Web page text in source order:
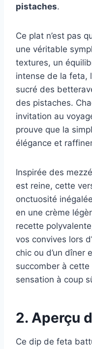
pistaches.
Ce plat n’est pas
une véritable
textures, un
intense de la feta,
sucré des
des pistaches.
invitation au
prouve que la
élégance et
Inspirée des
est reine, cette
onctuosité
en une crème
recette
vos convives lors
chic ou d’un dîner
succomber à
sensation à coup
2. Aperçu
Ce dip de feta